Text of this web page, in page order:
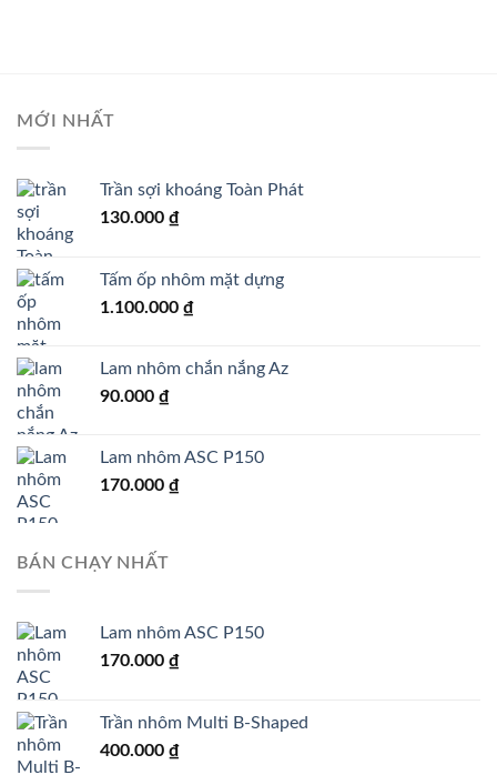
MỚI NHẤT
Trần sợi khoáng Toàn Phát
130.000 ₫
Tấm ốp nhôm mặt dựng
1.100.000 ₫
Lam nhôm chắn nắng Az
90.000 ₫
Lam nhôm ASC P150
170.000 ₫
BÁN CHẠY NHẤT
Lam nhôm ASC P150
170.000 ₫
Trần nhôm Multi B-Shaped
400.000 ₫